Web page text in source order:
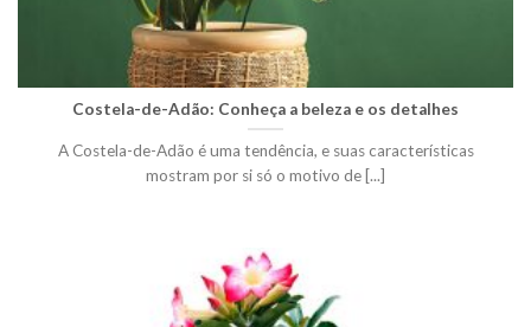
Costela-de-Adão: Conheça a beleza e os detalhes
A Costela-de-Adão é uma tendência, e suas características
mostram por si só o motivo de [...]